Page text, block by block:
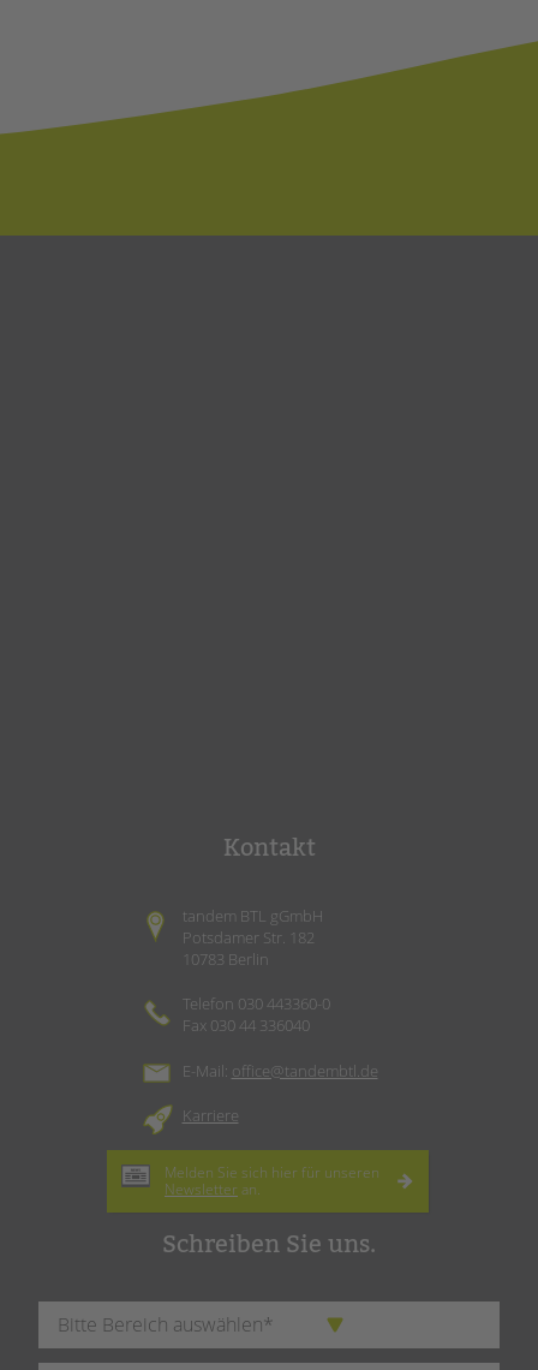
Kontakt
tandem BTL gGmbH
Potsdamer Str. 182
10783 Berlin
Telefon 030 443360-0
Fax 030 44 336040
E-Mail: office@tandembtl.de
Karriere
Melden Sie sich hier für unseren
Newsletter an.
Schreiben Sie uns.